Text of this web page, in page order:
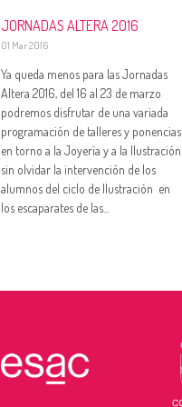
JORNADAS ALTERA 2016
01 Mar 2016
Ya queda menos para las Jornadas
Altera 2016, del 16 al 23 de marzo
podremos disfrutar de una variada
programación de talleres y ponencias
en torno a la Joyería y a la Ilustración
sin olvidar la intervención de los
alumnos del ciclo de Ilustración en
los escaparates de las...